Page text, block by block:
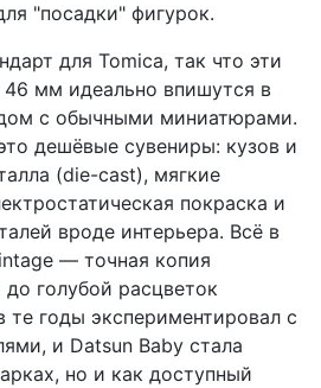
"посадки" фигурок.
для Tomica, так что эти
46 мм идеально впишутся в
с обычными миниатюрами.
дешёвые сувениры: кузов и
(die-cast), мягкие
покраска и
вроде интерьера. Всё в
— точная копия
голубой расцветок
те годы экспериментировал с
и Datsun Baby стала
но и как доступный